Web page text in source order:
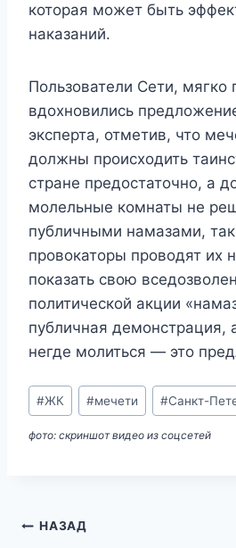
которая может быть
наказаний.
Пользователи Сети, мягко
вдохновились
эксперта, отметив, что
должны происходить
стране предостаточно, а
молельные комнаты не
публичными намазами,
провокаторы проводят их
показать свою
политической акции
публичная демонстрация,
негде молиться — это
Метки
записи:
#ЖК #мечети #Санкт-
фото: скриншот видео из соцсетей
Навигация
НАЗАД